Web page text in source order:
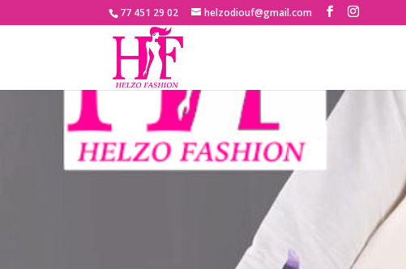
77 451 29 02 helzodiouf@gmail.com